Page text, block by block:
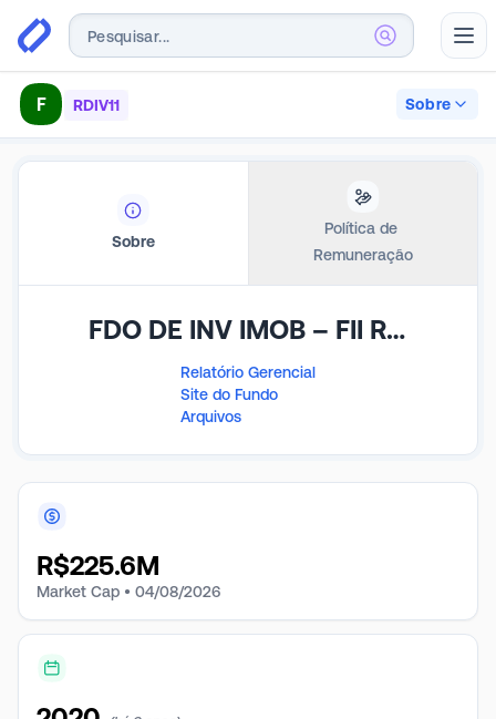
F RDIV11 Sobre
Sobre
Política de
Remuneração
FDO DE INV IMOB – FII RBR DESENV IV
Relatório Gerencial
Site do Fundo
Arquivos
R$225.6M
Market Cap • 04/08/2026